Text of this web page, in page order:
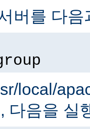
버를 다
local/
다음을 실